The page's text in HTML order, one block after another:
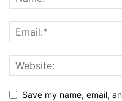
Save my name, email,